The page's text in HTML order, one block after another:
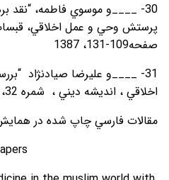
30- ____و موسوي فاطمه، “نقد
صفحه109-131، 1387
31- ____و عليرضا صيادنژاد
اخلاقي ، انديشه ديني ، شمره 32، ص1تا 28، 1388
مقالات فارسي چاپ شده در